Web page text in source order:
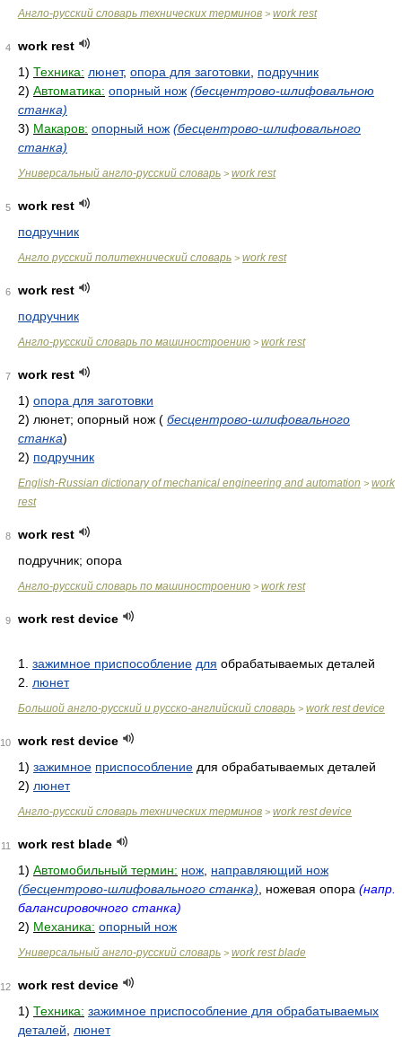
Англо-русский словарь технических терминов > work rest
4
work rest
1) Техника: люнет, опора для заготовки
подручник
2) Автоматика: опорный нож (бесцентрово-шлифовальною
станка)
3) Макаров: опорный нож (бесцентрово-шлифовального
станка)
Универсальный англо-русский словарь > work rest
5
work rest
подручник
Англо русский политехнический словарь > work rest
6
work rest
подручник
Англо-русский словарь по машиностроению > work rest
7
work rest
1) опора для заготовки
2) люнет; опорный нож ( бесцентрово-шлифовального
станка)
2) подручник
English-Russian dictionary of mechanical engineering and automation > work
rest
8
work rest
подручник; опора
Англо-русский словарь по машиностроению > work rest
9 work rest device
1. зажимное приспособление для обрабатываемых деталей
2. люнет
Большой англо-русский и русско-английский словарь > work rest device
10
work rest device
1) зажимное приспособление для обрабатываемых деталей
2) люнет
Англо-русский словарь технических терминов > work rest device
11
work rest blade
1) Автомобильный термин: нож направляющий нож
(бесцентрово-шлифовального станка) , ножевая опора (напр.
балансировочного станка)
2) Механика: опорный нож
Универсальный англо-русский словарь > work rest blade
12
work rest device
1) Техника: зажимное приспособление для обрабатываемых
деталей
люнет